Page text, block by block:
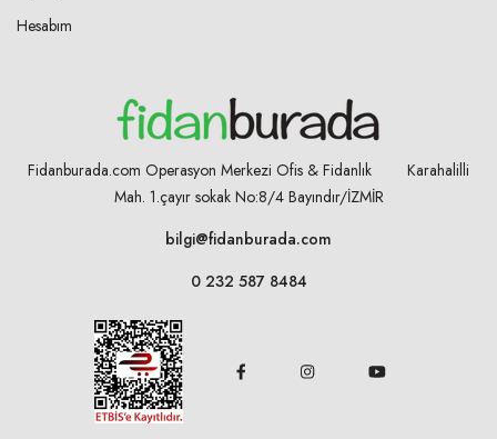
Hesabım
Fidanburada.com Operasyon Merkezi Ofis & Fidanlık Karahalilli
Mah. 1.çayır sokak No:8/4 Bayındır/İZMİR
bilgi@fidanburada.com
0 232 587 8484